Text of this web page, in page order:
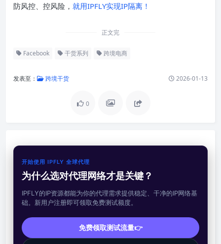
防风控、控风险， 就用IPFLY实现IP隔离！
正文完
Facebook 干货系列 跨境电商
发表至： 跨境干货 2026-01-13
0
开始使用 IPFLY 全球代理
为什么选对代理网络才是关键？
IPFLY的IP资源都能为你的代理需求提供稳定、干净的IP网络基
础。新用户注册即可领取免费测试额度。
免费领取测试流量👉